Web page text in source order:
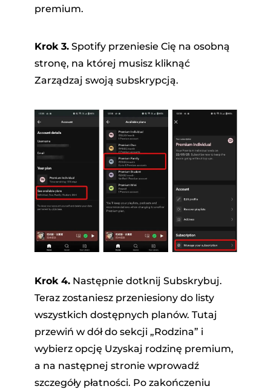
premium.
Krok 3.Spotify przeniesie Cię na osobną
stronę, na której musisz kliknąć
Zarządzaj swoją subskrypcją.
Krok 4.Następnie dotknij Subskrybuj.
Teraz zostaniesz przeniesiony do listy
wszystkich dostępnych planów. Tutaj
przewiń w dół do sekcji „Rodzina” i
wybierz opcję Uzyskaj rodzinę premium,
a na następnej stronie wprowadź
szczegóły płatności. Po zakończeniu